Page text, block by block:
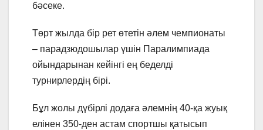
бәсеке.
Төрт жылда бір рет өтетін әлем чемпионаты
– парадзюдошылар үшін Паралимпиада
ойындарынан кейінгі ең беделді
турнирлердің бірі.
Бұл жолы дүбірлі додаға әлемнің 40-қа жуық
елінен 350-ден астам спортшы қатысып